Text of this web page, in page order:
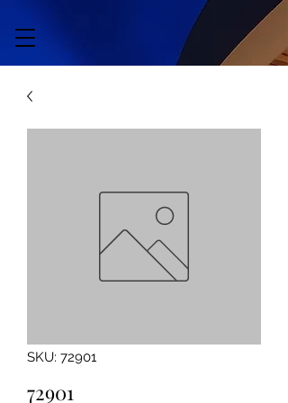
SKU: 72901
72901